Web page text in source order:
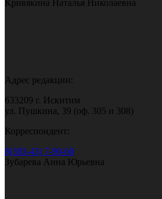
Кривякина Наталья Николаевна
Адрес редакции:
633209 г. Искитим
ул. Пушкина, 39 (оф. 305 и 308)
Корреспондент:
8(383-43) 7-90-60
Зубарева Анна Юрьевна